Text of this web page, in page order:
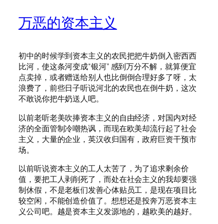
万恶的资本主义
初中的时候学到资本主义的农民把把牛奶倒入密西西
比河，使这条河变成“银河” 感到万分不解，就算便宜
点卖掉，或者赠送给别人也比倒倒合理好多了呀，太
浪费了，前些日子听说河北的农民也在倒牛奶，这次
不敢说你把牛奶送人吧。
以前老听老美吹捧资本主义的自由经济，对国内对经
济的全面管制冷嘲热讽，而现在欧美却流行起了社会
主义，大量的企业，英汉收归国有，政府巨资干预市
场。
以前听说资本主义的工人太苦了，为了追求剩余价
值，要把工人剥削死了，而处在社会主义的我却要强
制休假，不是老板们发善心体贴员工，是现在项目比
较空闲，不能创造价值了。想想还是投奔万恶资本主
义公司吧。越是资本主义发源地的，越欧美的越好。